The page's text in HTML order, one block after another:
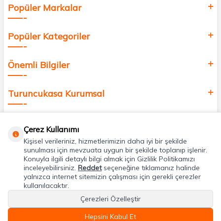
Popüler Markalar
Popüler Kategoriler
Önemli Bilgiler
Turuncukasa Kurumsal
Uygulamalarımız
Adres & İletişim
Çerez Kullanımı
Kişisel verileriniz, hizmetlerimizin daha iyi bir şekilde
sunulması için mevzuata uygun bir şekilde toplanıp işlenir.
Konuyla ilgili detaylı bilgi almak için Gizlilik Politikamızı
inceleyebilirsiniz. Reddetseçeneğine tıklamanız halinde
yalnızca internet sitemizin çalışması için gerekli çerezler
kullanılacaktır.
Çerezleri Özelleştir
Hepsini Kabul Et